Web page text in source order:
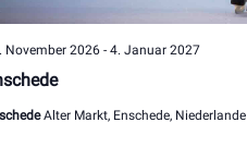
November 2026- 4. Januar 2027
Alter Markt, Enschede, Niederlande